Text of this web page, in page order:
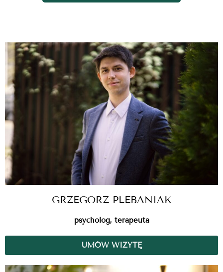
GRZEGORZ PLEBANIAK
psycholog, terapeuta
UMÓW WIZYTĘ